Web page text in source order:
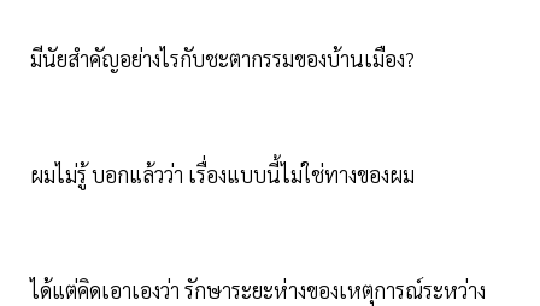
มีนัยสำคัญอย่างไรกับชะตากรรมของบ้านเมือง?
ผมไม่รู้ บอกแล้วว่า เรื่องแบบนี้ไม่ใช่ทางของผม
ได้แต่คิดเอาเองว่า รักษาระยะห่างของเหตุการณ์ระหว่าง